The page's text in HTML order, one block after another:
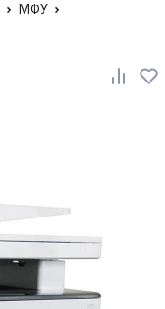
МФУ